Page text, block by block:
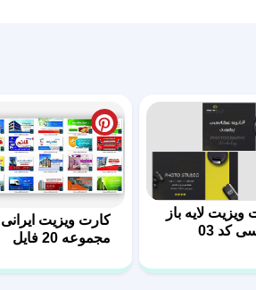
ویزیت لایه باز
کد 03
کارت ویزیت ایرانی |
مجموعه 20 فایل